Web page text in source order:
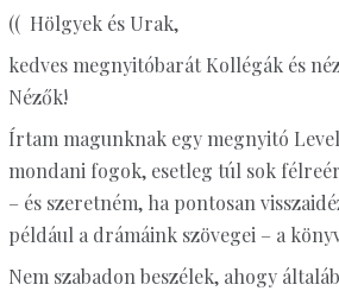
(( Hölgyek és Urak,
kedves megnyitóbarát Kollégák és
Nézők!
Írtam magunknak egy megnyitó
mondani fogok, esetleg túl sok
– és szeretném, ha pontosan
például a drámáink szövegei – a
Nem szabadon beszélek, ahogy